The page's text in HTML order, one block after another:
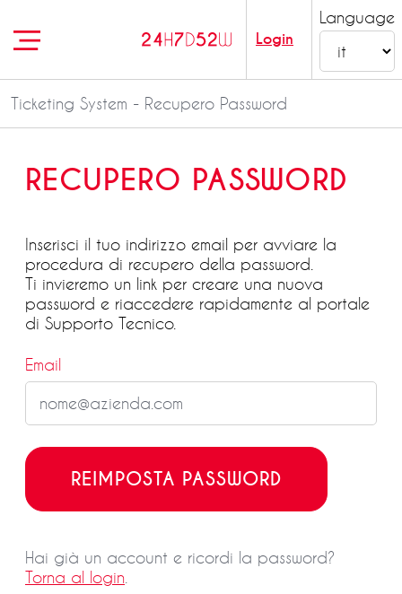
Login
Language
Ticketing System - Recupero Password
RECUPERO PASSWORD
Inserisci il tuo indirizzo email per avviare la
procedura di recupero della password.
Ti invieremo un link per creare una nuova
password e riaccedere rapidamente al portale
di Supporto Tecnico.
Email
Hai già un account e ricordi la password?
Torna al login